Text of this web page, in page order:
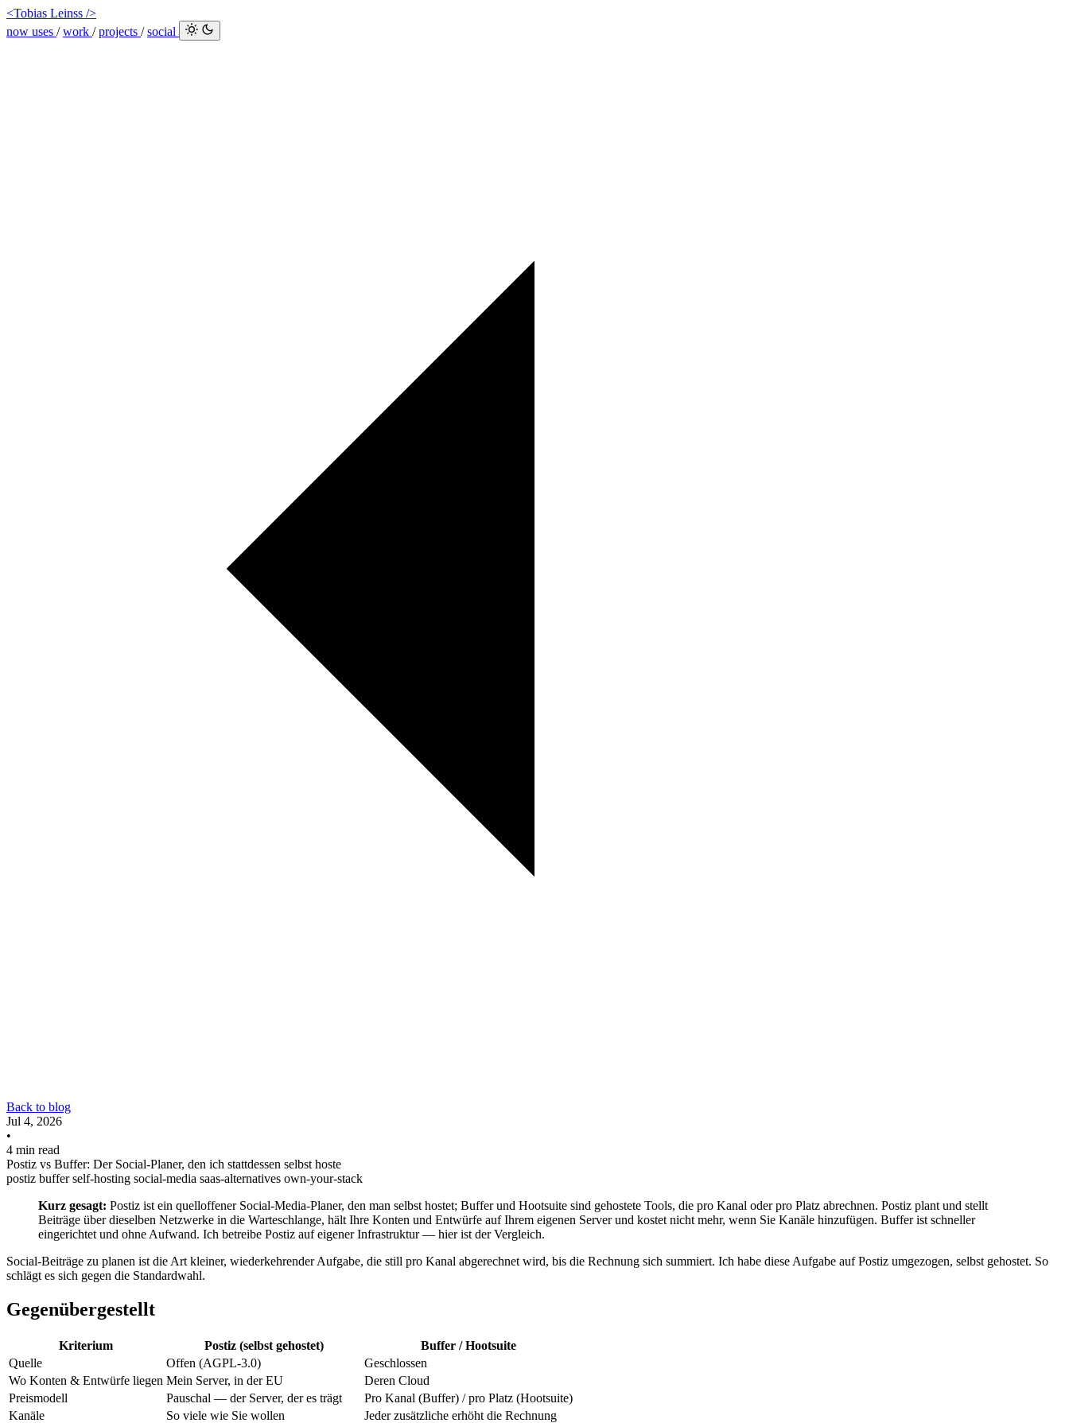
<Tobias Leinss />
now uses /work /projects /social
Back to blog
Jul 4, 2026
•
4 min read
Postiz vs Buffer: Der Social-Planer, den ich stattdessen selbst hoste
postiz bufferself-hosting social-media saas-alternatives own-your-stack
Kurz gesagt: Postiz ist ein quelloffener Social-Media-Planer, den man selbst hostet; Buffer und Hootsuite sind gehostete Tools, die pro Kanal oder pro Platz abrechnen. Postiz plant und stellt
Beiträge über dieselben Netzwerke in die Warteschlange, hält Ihre Konten und Entwürfe auf Ihrem eigenen Server und kostet nicht mehr, wenn Sie Kanäle hinzufügen. Buffer ist schneller
eingerichtet und ohne Aufwand. Ich betreibe Postiz auf eigener Infrastruktur — hier ist der Vergleich.
Social-Beiträge zu planen ist die Art kleiner, wiederkehrender Aufgabe, die still pro Kanal abgerechnet wird, bis die Rechnung sich summiert. Ich habe diese Aufgabe auf Postiz umgezogen, selbst gehostet. So
schlägt es sich gegen die Standardwahl.
Gegenübergestellt
Kriterium Postiz (selbst gehostet)
Buffer / Hootsuite
Quelle
Offen (AGPL-3.0)
Geschlossen
Wo Konten & Entwürfe liegen Mein Server, in der EU
Deren Cloud
Preismodell
Pauschal — der Server, der es trägt
Pro Kanal (Buffer) / pro Platz (Hootsuite)
Kanäle
So viele wie Sie wollen
Jeder zusätzliche erhöht die Rechnung